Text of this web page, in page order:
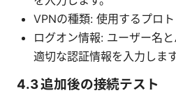
VPNの種類: 使用するプロト
ログオン情報: ユーザー名
適切な認証情報を入力します
4.3 追加後の接続テスト